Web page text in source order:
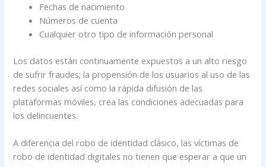
Fechas de nacimiento
Números de cuenta
Cualquier otro tipo de información personal
Los datos están continuamente expuestos a un alto riesgo
de sufrir fraudes; la propensión de los usuarios al uso de las
redes sociales así como la rápida difusión de las
plataformas móviles, crea las condiciones adecuadas para
los delincuentes.
A diferencia del robo de identidad clásico, las víctimas de
robo de identidad digitales no tienen que esperar a que un